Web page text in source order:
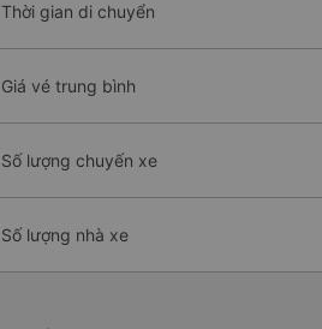
Thời gian di chuyển
Giá vé trung bình
Số lượng chuyến xe
Số lượng nhà xe